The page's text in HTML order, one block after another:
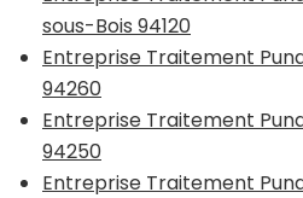
sous-Bois 94120
Entreprise Traitement
94260
Entreprise Traitement
94250
Entreprise Traitement